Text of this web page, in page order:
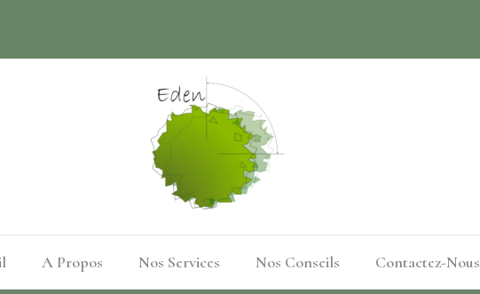
A Propos Nos Services Nos Conseils Contactez-Nous